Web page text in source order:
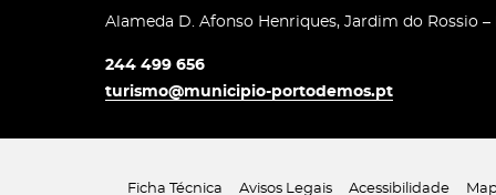
Alameda D. Afonso Henriques, Jardim do Rossio
244 499 656
turismo@municipio-portodemos.pt
Ficha Técnica Avisos Legais Acessibilidade